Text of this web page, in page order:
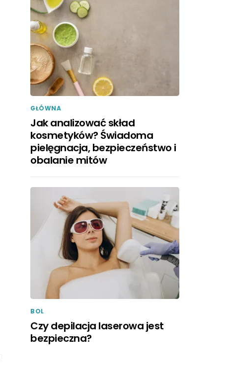
GŁÓWNA
Jak analizować skład
kosmetyków? Świadoma
pielęgnacja, bezpieczeństwo i
obalanie mitów
BOL
Czy depilacja laserowa jest
bezpieczna?